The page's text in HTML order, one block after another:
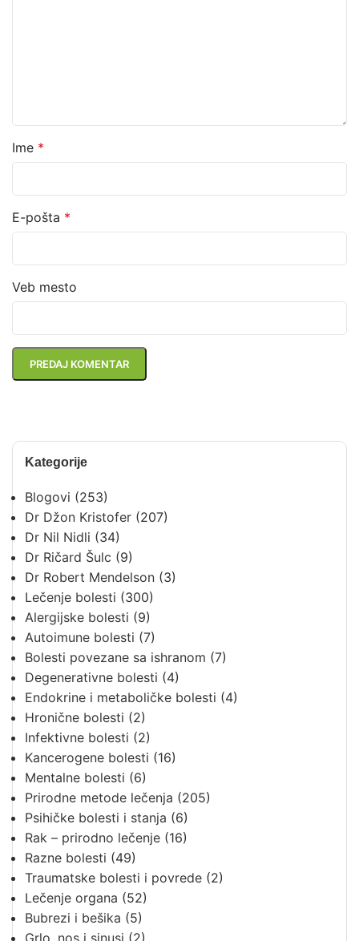
Kategorije
Blogovi (253)
Dr Džon Kristofer (207)
Dr Nil Nidli (34)
Dr Ričard Šulc (9)
Dr Robert Mendelson (3)
Lečenje bolesti (300)
Alergijske bolesti (9)
Autoimune bolesti (7)
Bolesti povezane sa ishranom (7)
Degenerativne bolesti (4)
Endokrine i metaboličke bolesti (4)
Hronične bolesti (2)
Infektivne bolesti (2)
Kancerogene bolesti (16)
Mentalne bolesti (6)
Prirodne metode lečenja (205)
Psihičke bolesti i stanja (6)
Rak – prirodno lečenje (16)
Razne bolesti (49)
Traumatske bolesti i povrede (2)
Lečenje organa (52)
Bubrezi i bešika (5)
Grlo, nos i sinusi (2)
Ime *
E-pošta *
Veb mesto